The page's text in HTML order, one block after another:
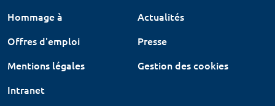
Hommage à
Actualités
Offres d'emploi
Presse
Mentions légales
Gestion des cookies
Intranet